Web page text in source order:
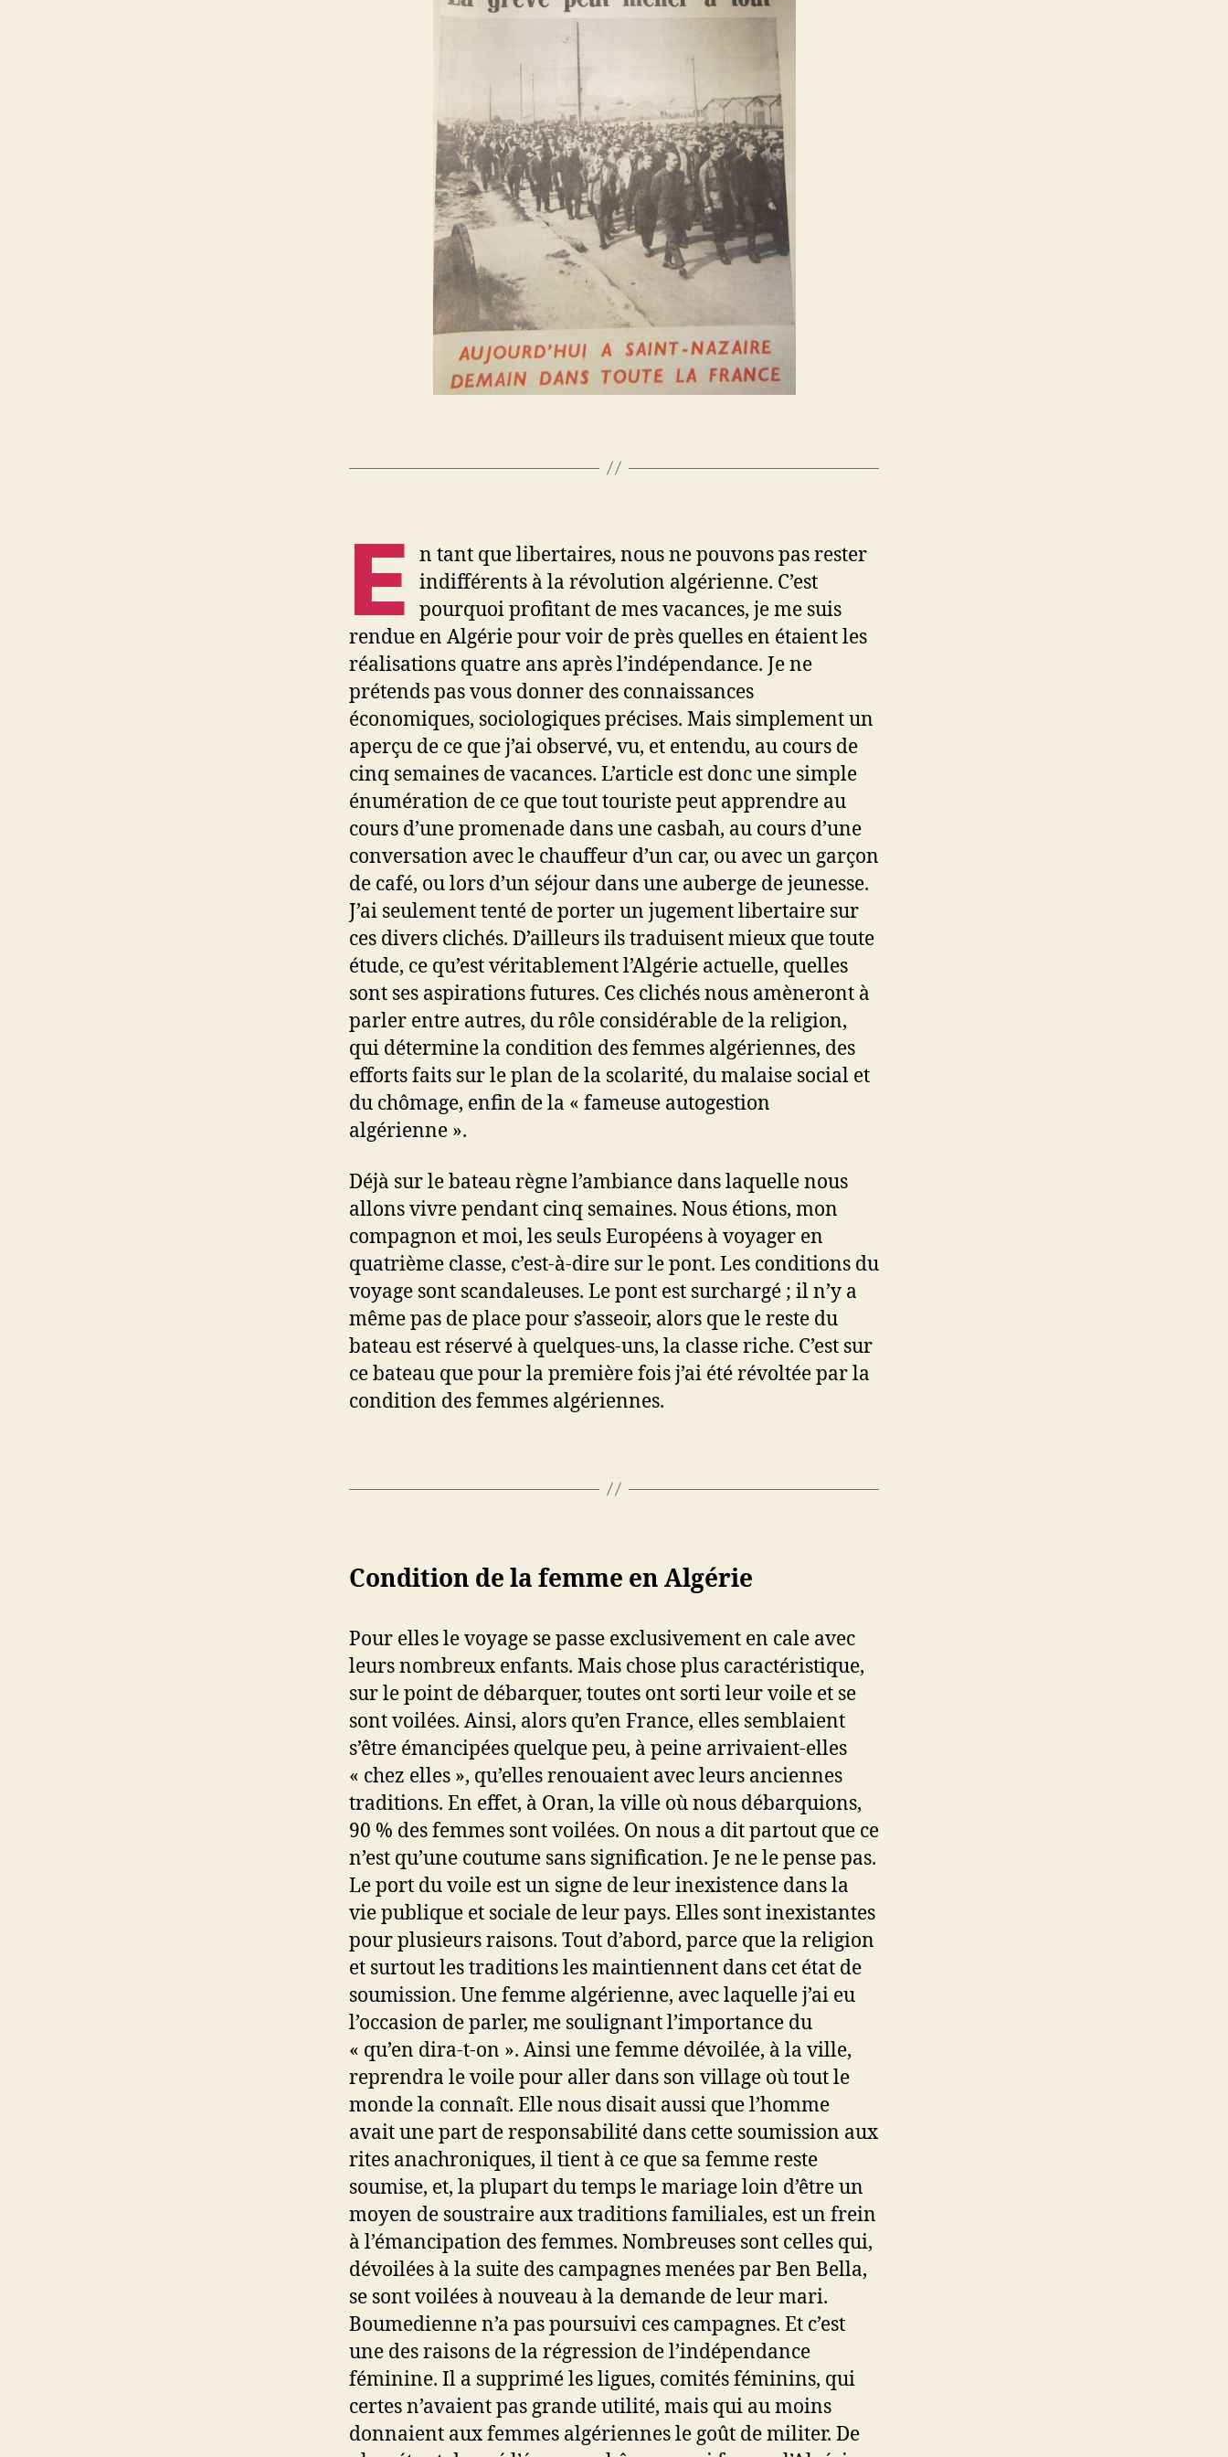
E n tant que libertaires, nous ne pouvons pas rester
indifférents à la révolution algérienne. C’est
pourquoi profitant de mes vacances, je me suis
rendue en Algérie pour voir de près quelles en étaient les
réalisations quatre ans après l’indépendance. Je ne
prétends pas vous donner des connaissances
économiques, sociologiques précises. Mais simplement un
aperçu de ce que j’ai observé, vu, et entendu, au cours de
cinq semaines de vacances. L’article est donc une simple
énumération de ce que tout touriste peut apprendre au
cours d’une promenade dans une casbah, au cours d’une
conversation avec le chauffeur d’un car, ou avec un garçon
de café, ou lors d’un séjour dans une auberge de jeunesse.
J’ai seulement tenté de porter un jugement libertaire sur
ces divers clichés. D’ailleurs ils traduisent mieux que toute
étude, ce qu’est véritablement l’Algérie actuelle, quelles
sont ses aspirations futures. Ces clichés nous amèneront à
parler entre autres, du rôle considérable de la religion,
qui détermine la condition des femmes algériennes, des
efforts faits sur le plan de la scolarité, du malaise social et
du chômage, enfin de la « fameuse autogestion
algérienne ».
Déjà sur le bateau règne l’ambiance dans laquelle nous
allons vivre pendant cinq semaines. Nous étions, mon
compagnon et moi, les seuls Européens à voyager en
quatrième classe, c’est-à-dire sur le pont. Les conditions du
voyage sont scandaleuses. Le pont est surchargé ; il n’y a
même pas de place pour s’asseoir, alors que le reste du
bateau est réservé à quelques-uns, la classe riche. C’est sur
ce bateau que pour la première fois j’ai été révoltée par la
condition des femmes algériennes.
Condition de la femme en Algérie
Pour elles le voyage se passe exclusivement en cale avec
leurs nombreux enfants. Mais chose plus caractéristique,
sur le point de débarquer, toutes ont sorti leur voile et se
sont voilées. Ainsi, alors qu’en France, elles semblaient
s’être émancipées quelque peu, à peine arrivaient-elles
« chez elles », qu’elles renouaient avec leurs anciennes
traditions. En effet, à Oran, la ville où nous débarquions,
90 % des femmes sont voilées. On nous a dit partout que ce
n’est qu’une coutume sans signification. Je ne le pense pas.
Le port du voile est un signe de leur inexistence dans la
vie publique et sociale de leur pays. Elles sont inexistantes
pour plusieurs raisons. Tout d’abord, parce que la religion
et surtout les traditions les maintiennent dans cet état de
soumission. Une femme algérienne, avec laquelle j’ai eu
l’occasion de parler, me soulignant l’importance du
« qu’en dira-t-on ». Ainsi une femme dévoilée, à la ville,
reprendra le voile pour aller dans son village où tout le
monde la connaît. Elle nous disait aussi que l’homme
avait une part de responsabilité dans cette soumission aux
rites anachroniques, il tient à ce que sa femme reste
soumise, et, la plupart du temps le mariage loin d’être un
moyen de soustraire aux traditions familiales, est un frein
à l’émancipation des femmes. Nombreuses sont celles qui,
dévoilées à la suite des campagnes menées par Ben Bella,
se sont voilées à nouveau à la demande de leur mari.
Boumedienne n’a pas poursuivi ces campagnes. Et c’est
une des raisons de la régression de l’indépendance
féminine. Il a supprimé les ligues, comités féminins, qui
certes n’avaient pas grande utilité, mais qui au moins
donnaient aux femmes algériennes le goût de militer. De